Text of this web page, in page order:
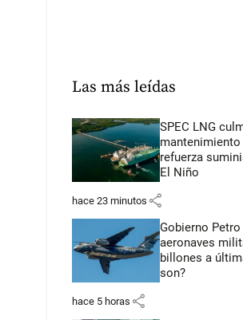
Las más leídas
SPEC LNG
refuerza
El Niño
hace 23 minutos share
Gobierno
aeronaves
billones a
son?
hace 5 horas share